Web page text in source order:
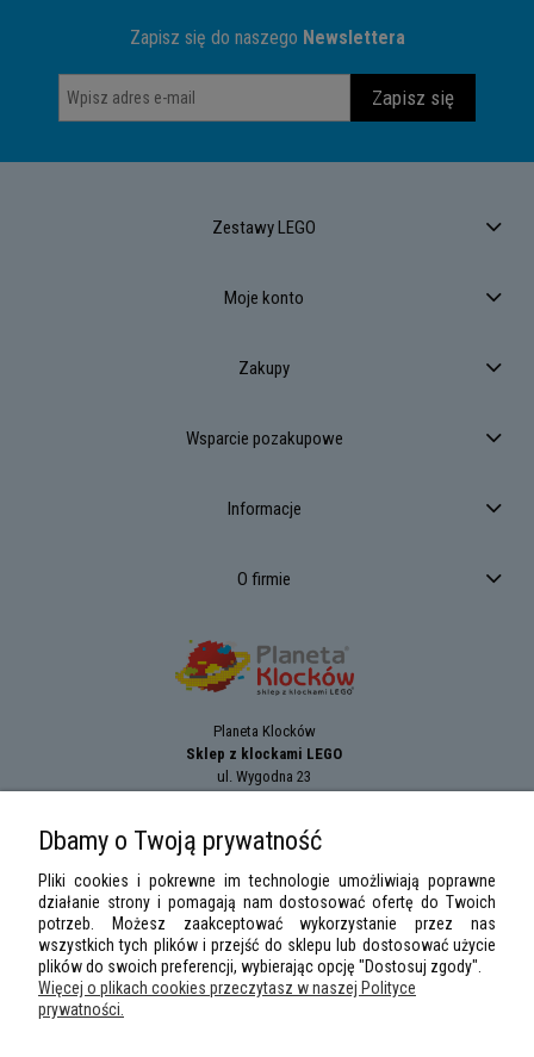
Zapisz się do naszego Newslettera
Zapisz się
Zestawy LEGO
Moje konto
Zakupy
Wsparcie pozakupowe
Informacje
O firmie
Planeta Klocków
Sklep z klockami LEGO
ul. Wygodna 23
e-mail:sklep@planetaklockow.pl
Dbamy o Twoją prywatność
Pliki cookies i pokrewne im technologie umożliwiają poprawne
działanie strony i pomagają nam dostosować ofertę do Twoich
potrzeb. Możesz zaakceptować wykorzystanie przez nas
wszystkich tych plików i przejść do sklepu lub dostosować użycie
plików do swoich preferencji, wybierając opcję "Dostosuj zgody".
Więcej o plikach cookies przeczytasz w naszej Polityce
prywatności.